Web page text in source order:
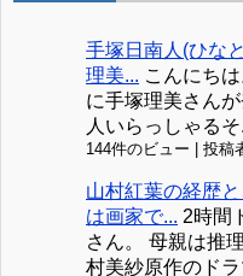
手塚日南人(ひな
理美... こんにち
に手塚理美さん
人いらっしゃるそ
144件のビュー 投稿
山村紅葉の経歴
は画家で... 2時間
さん。 母親は推
村美紗原作のド